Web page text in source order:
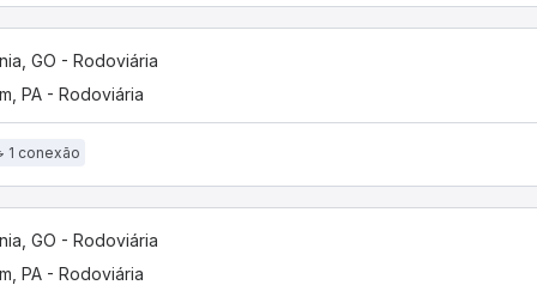
GO - Rodoviária
PA - Rodoviária
1 conexão
GO - Rodoviária
PA - Rodoviária